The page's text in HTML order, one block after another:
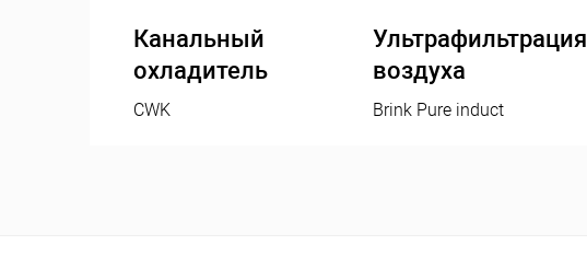
Канальный
охладитель
CWK
Ультрафильтрация
воздуха
Brink Pure induct